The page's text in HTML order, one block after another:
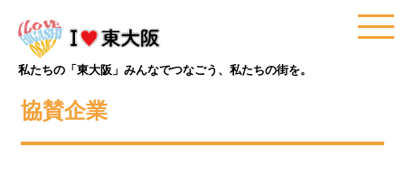
私たちの「東大阪」みんなでつなごう、私たちの街を。
協賛企業